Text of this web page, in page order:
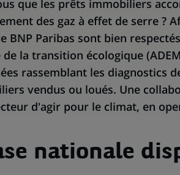
que les prêts immobiliers
des gaz à effet de serre ?
BNP Paribas sont bien
de la transition écologique
rassemblant les diagnostics
vendus ou loués. Une
d'agir pour le climat, en
nationale